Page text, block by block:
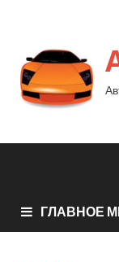
ГЛАВНОЕ